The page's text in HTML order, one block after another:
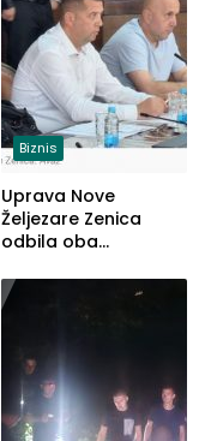
Biznis
Uprava Nove
Željezare Zenica
odbila oba
FBiH: Ustrajni da je
stečaj jedino rješenje